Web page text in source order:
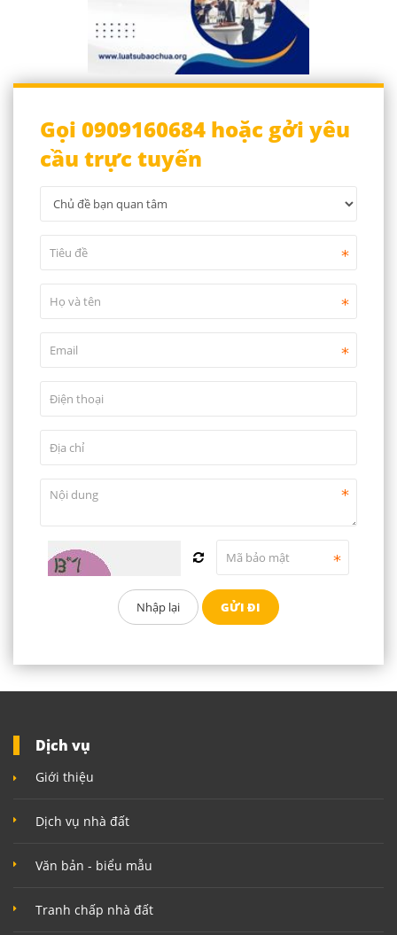
Gọi 0909160684 hoặc gởi yêu
cầu trực tuyến
Dịch vụ
Giới thiệu
Dịch vụ nhà đất
Văn bản - biểu mẫu
Tranh chấp nhà đất